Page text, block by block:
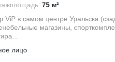
площадь: 75 м²
ViP в самом центре Уральска
магазины,
лицо